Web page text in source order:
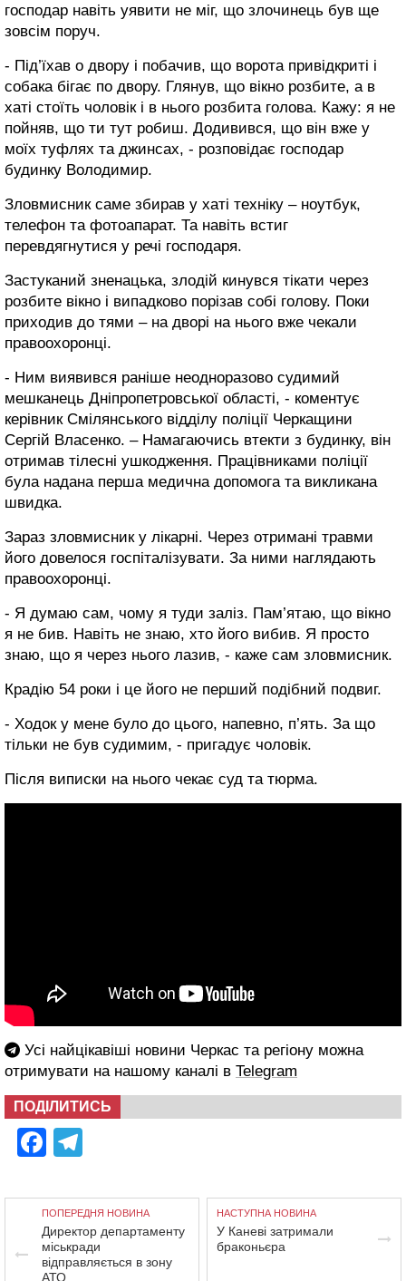
господар навіть уявити не міг, що злочинець був ще
зовсім поруч.
- Під’їхав о двору і побачив, що ворота привідкриті і
собака бігає по двору. Глянув, що вікно розбите, а в
хаті стоїть чоловік і в нього розбита голова. Кажу: я не
пойняв, що ти тут робиш. Додивився, що він вже у
моїх туфлях та джинсах, - розповідає господар
будинку Володимир.
Зловмисник саме збирав у хаті техніку – ноутбук,
телефон та фотоапарат. Та навіть встиг
перевдягнутися у речі господаря.
Застуканий зненацька, злодій кинувся тікати через
розбите вікно і випадково порізав собі голову. Поки
приходив до тями – на дворі на нього вже чекали
правоохоронці.
- Ним виявився раніше неодноразово судимий
мешканець Дніпропетровської області, - коментує
керівник Смілянського відділу поліції Черкащини
Сергій Власенко. – Намагаючись втекти з будинку, він
отримав тілесні ушкодження. Працівниками поліції
була надана перша медична допомога та викликана
швидка.
Зараз зловмисник у лікарні. Через отримані травми
його довелося госпіталізувати. За ними наглядають
правоохоронці.
- Я думаю сам, чому я туди заліз. Пам’ятаю, що вікно
я не бив. Навіть не знаю, хто його вибив. Я просто
знаю, що я через нього лазив, - каже сам зловмисник.
Крадію 54 роки і це його не перший подібний подвиг.
- Ходок у мене було до цього, напевно, п’ять. За що
тільки не був судимим, - пригадує чоловік.
Після виписки на нього чекає суд та тюрма.
Усі найцікавіші новини Черкас та регіону можна
отримувати на нашому каналі в Telegram
ПОДІЛИТИСЬ
Facebook
ПОПЕРЕДНЯ НОВИНА
Директор департаменту
міськради
відправляється в зону
АТО
НАСТУПНА НОВИНА
У Каневі затримали
браконьєра